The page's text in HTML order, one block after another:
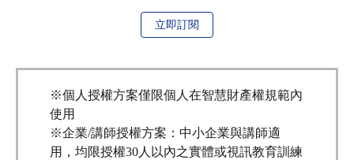
立即訂閱
※個人授權方案僅限個人在智慧財產權規範內
使用
※企業/講師授權方案：中小企業與講師適
用，均限授權30人以內之實體或視訊教育訓練